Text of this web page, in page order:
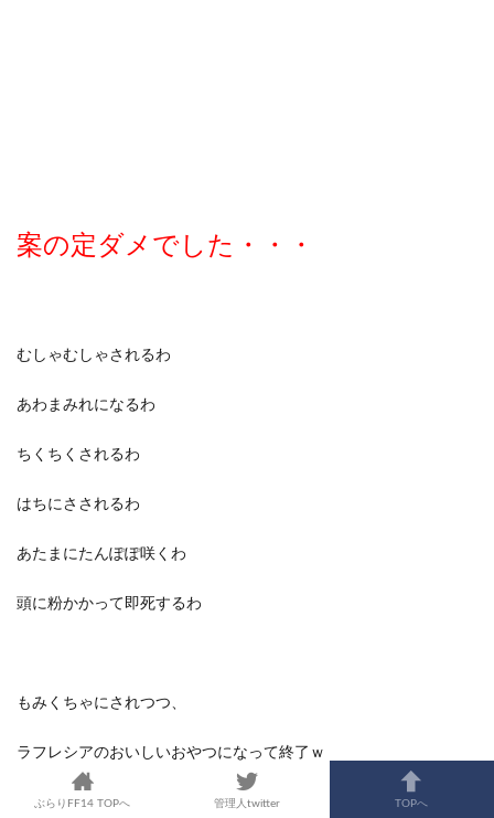
案の定ダメでした・・・
むしゃむしゃされるわ
あわまみれになるわ
ちくちくされるわ
はちにさされるわ
あたまにたんぽぽ咲くわ
頭に粉かかって即死するわ
もみくちゃにされつつ、
ラフレシアのおいしいおやつになって終了ｗ
ぶらりFF14 TOPへ 管理人twitter TOPへ